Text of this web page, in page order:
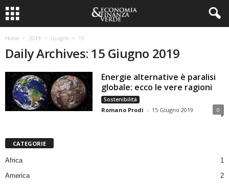
Home 2019 Giugno 15
Daily Archives: 15 Giugno 2019
Energie alternative è paralisi
globale: ecco le vere ragioni
Sostenibilità
Romano Prodi - 15 Giugno 2019 0
CATEGORIE
Africa
1
America
2